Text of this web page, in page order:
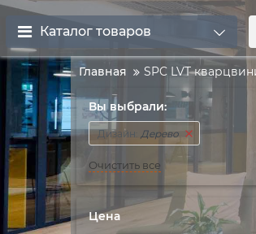
Каталог товаров
Главная SPC LVT
Вы выбрали:
Дизайн: Дерево
Очистить все
Цена